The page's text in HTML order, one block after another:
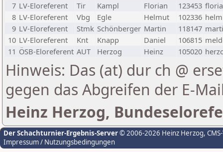
7 LV-Eloreferent Tir Kampl Florian 123453
8 LV-Eloreferent Vbg Egle Helmut 102336
9 LV-Eloreferent Stmk Schönberger Martin 118147
10 LV-Eloreferent Knt Knapp Daniel 106815
11 ÖSB-Eloreferent AUT Herzog Heinz 105020
Hinweis: Das (at) dur ch @
gegen das Abgreifen der E-
Heinz Herzog,
Der Schachturnier-Ergebnis-Server© 2006-2026 Heinz Herzog,
Impressum / Nutzungsbedingungen